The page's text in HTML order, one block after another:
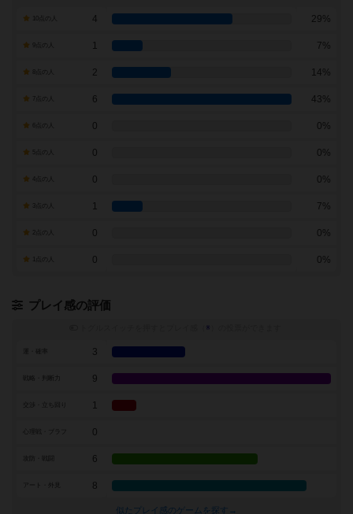
4 29%
1 7%
2 14%
7点の人 6 43%
0 0%
0 0%
0 0%
1 7%
0 0%
0 0%
プレイ感の評価
※
3
戦略・判断力 9
1
0
6
アート・外見 8
似たプレイ感のゲームを探す→